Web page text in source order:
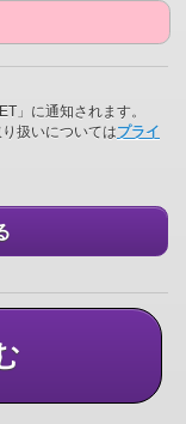
」に通知されます。
扱いについてはプライ